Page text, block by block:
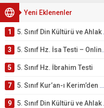
Yeni Eklenenler
1 5. Sınıf Din Kültürü ve Ahlak Bilgisi 4. Ünite: Peygamber Kıssaları Çalışmaları
3 5. Sınıf Hz. İsa Testi – Online Çöz
5 5. Sınıf Hz. İbrahim Testi
7 5. Sınıf Kur’an-ı Kerim’den Öğütler – Peygamber Kıssaları Testi – Online Çöz
9 5. Sınıf Din Kültürü ve Ahlak Bilgisi 3. Ünite: Kur’an-ı Kerim Çalışmaları